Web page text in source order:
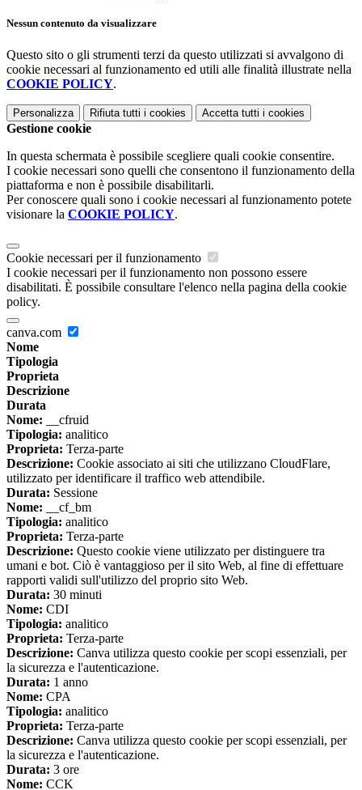
Nessun contenuto da visualizzare
Questo sito o gli strumenti terzi da questo utilizzati si avvalgono di
cookie necessari al funzionamento ed utili alle finalità illustrate nella
COOKIE POLICY.
Personalizza Rifiuta tutti i cookies Accetta tutti i cookies
Gestione cookie
In questa schermata è possibile scegliere quali cookie consentire.
I cookie necessari sono quelli che consentono il funzionamento della
piattaforma e non è possibile disabilitarli.
Per conoscere quali sono i cookie necessari al funzionamento potete
visionare la COOKIE POLICY.
Cookie necessari per il funzionamento
I cookie necessari per il funzionamento non possono essere
disabilitati. È possibile consultare l'elenco nella pagina della cookie
policy.
canva.com
Nome
Tipologia
Proprieta
Descrizione
Durata
Nome: __cfruid
Tipologia: analitico
Proprieta: Terza-parte
Descrizione: Cookie associato ai siti che utilizzano CloudFlare,
utilizzato per identificare il traffico web attendibile.
Durata: Sessione
Nome: __cf_bm
Tipologia: analitico
Proprieta: Terza-parte
Descrizione: Questo cookie viene utilizzato per distinguere tra
umani e bot. Ciò è vantaggioso per il sito Web, al fine di effettuare
rapporti validi sull'utilizzo del proprio sito Web.
Durata: 30 minuti
Nome: CDI
Tipologia: analitico
Proprieta: Terza-parte
Descrizione: Canva utilizza questo cookie per scopi essenziali, per
la sicurezza e l'autenticazione.
Durata: 1 anno
Nome: CPA
Tipologia: analitico
Proprieta: Terza-parte
Descrizione: Canva utilizza questo cookie per scopi essenziali, per
la sicurezza e l'autenticazione.
Durata: 3 ore
Nome: CCK